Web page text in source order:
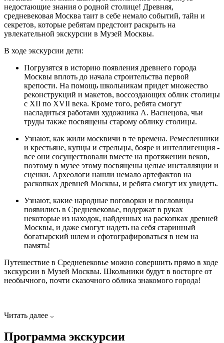
недостающие знания о родной столице! Древняя,
средневековая Москва таит в себе немало событий, тайн и
секретов, которые ребятам предстоит раскрыть на
увлекательной экскурсии в Музей Москвы.
В ходе экскурсии дети:
Погрузятся в историю появления древнего города
Москвы вплоть до начала строительства первой
крепости. На помощь школьникам придет множество
реконструкций и макетов, воссоздающих облик столицы
с XII по XVII века. Кроме того, ребята смогут
насладиться работами художника А. Васнецова, чьи
труды также посвящены старому облику столицы.
Узнают, как жили москвичи в те времена. Ремесленники
и крестьяне, купцы и стрельцы, бояре и интеллигенция -
все они сосуществовали вместе на протяжении веков,
поэтому в музее этому посвящены целые инсталляции и
сценки. Археологи нашли немало артефактов на
раскопках древней Москвы, и ребята смогут их увидеть.
Узнают, какие народные поговорки и пословицы
появились в Средневековье, подержат в руках
некоторые из находок, найденных на раскопках древней
Москвы, и даже смогут надеть на себя старинный
богатырский шлем и сфотографироваться в нем на
память!
Путешествие в Средневековье можно совершить прямо в ходе
экскурсии в Музей Москвы. Школьники будут в восторге от
необычного, почти сказочного облика знакомого города!
Читать далее
Программа экскурсии